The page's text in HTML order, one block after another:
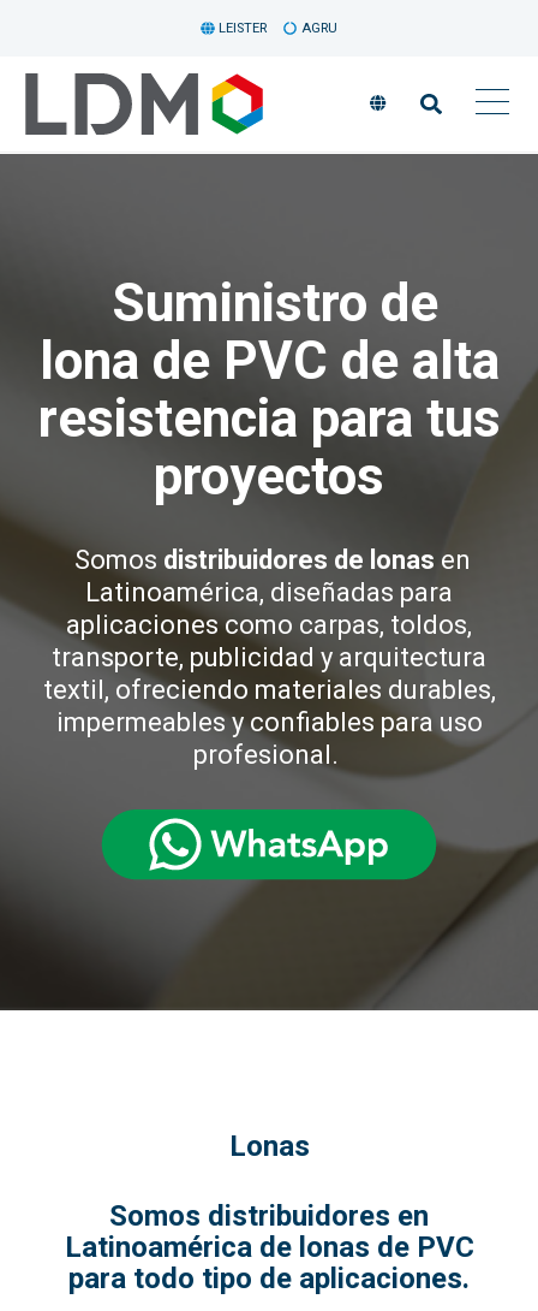
LEISTER AGRU
Suministro de
lona de PVC de alta
resistencia para tus
proyectos
Somos distribuidores de lonas en
Latinoamérica, diseñadas para
aplicaciones como carpas, toldos,
transporte, publicidad y arquitectura
textil, ofreciendo materiales durables,
impermeables y confiables para uso
profesional.
Lonas
Somos distribuidores en
Latinoamérica de lonas de PVC
para todo tipo de aplicaciones.